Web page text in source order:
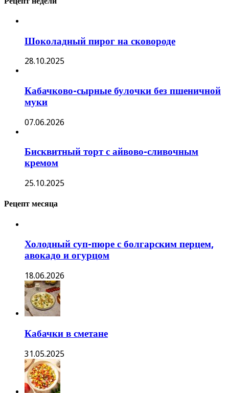
Шоколадный пирог на сковороде
28.10.2025
Кабачково-сырные булочки без пшеничной
муки
07.06.2026
Бисквитный торт с айвово-сливочным
кремом
25.10.2025
Рецепт месяца
Холодный суп-пюре с болгарским перцем,
авокадо и огурцом
18.06.2026
Кабачки в сметане
31.05.2025